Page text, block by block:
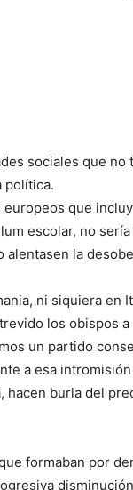
sociales que
política.
que
escolar, no
alentasen la
ni siquiera en
los obispos
un partido
a esa
hacen burla del
formaban por